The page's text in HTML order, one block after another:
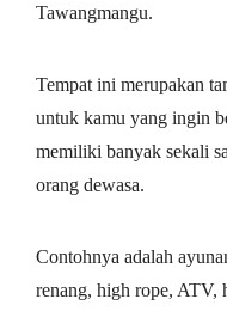
Tawangmangu.
Tempat ini merupakan
untuk kamu yang ingin
memiliki banyak sekali
orang dewasa.
Contohnya adalah
renang, high rope, ATV,